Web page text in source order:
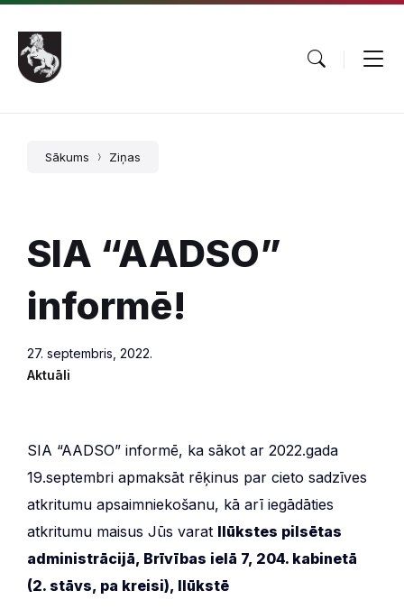
Pāriet
saturu
Skip
main
navigation
Skip
footer
Sākums Ziņas
SIA “AADSO”
informē!
27. septembris, 2022.
Aktuāli
SIA “AADSO” informē, ka sākot ar 2022.gada
19.septembri apmaksāt rēķinus par cieto sadzīves
atkritumu apsaimniekošanu, kā arī iegādāties
atkritumu maisus Jūs varat Ilūkstes pilsētas
administrācijā, Brīvības ielā 7, 204. kabinetā
(2. stāvs, pa kreisi), Ilūkstē